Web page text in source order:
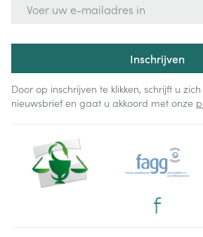
Inschrijven
Door op inschrijven te klikken, schrijft u
nieuwsbrief en gaat u akkoord met onze